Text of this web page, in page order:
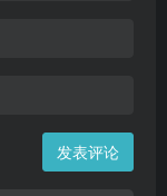
发表评论